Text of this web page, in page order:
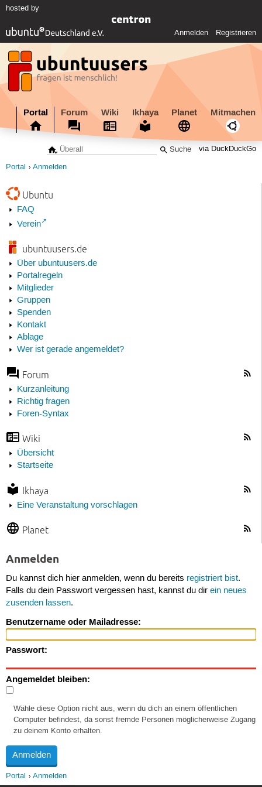
hosted by
Anmelden Registrieren
Portal Forum Wiki Ikhaya Planet Mitmachen
via DuckDuckGo
Portal Anmelden
Ubuntu
FAQ
Verein
ubuntuusers.de
Über ubuntuusers.de
Portalregeln
Mitglieder
Gruppen
Spenden
Kontakt
Ablage
Wer ist gerade angemeldet?
Forum
Kurzanleitung
Richtig fragen
Foren-Syntax
Wiki
Übersicht
Startseite
Ikhaya
Eine Veranstaltung vorschlagen
Planet
Anmelden
Du kannst dich hier anmelden, wenn du bereits registriert bist.
Falls du dein Passwort vergessen hast, kannst du dir ein neues
zusenden lassen.
Benutzername oder Mailadresse:
Passwort:
Angemeldet bleiben:
Wähle diese Option nicht aus, wenn du dich an einem öffentlichen
Computer befindest, da sonst fremde Personen möglicherweise Zugang
zu deinem Konto erhalten.
Portal Anmelden